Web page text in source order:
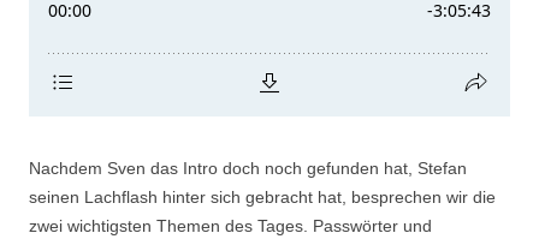
Nachdem Sven das Intro doch noch gefunden hat, Stefan
seinen Lachflash hinter sich gebracht hat, besprechen wir die
zwei wichtigsten Themen des Tages. Passwörter und